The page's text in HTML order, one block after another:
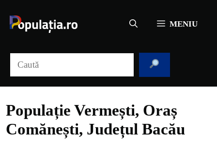
conținut
MENIU
Populație Vermești, Oraș
Comănești, Județul Bacău